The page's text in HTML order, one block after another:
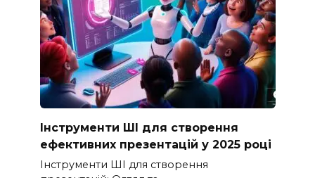
Інструменти ШІ для створення
ефективних презентацій у 2025 році
Інструменти ШІ для створення